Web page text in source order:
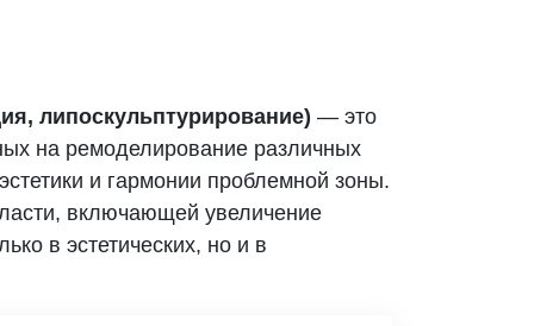
липоскульптурирование) — это
на ремоделирование различных
и гармонии проблемной зоны.
включающей увеличение
в эстетических, но и в